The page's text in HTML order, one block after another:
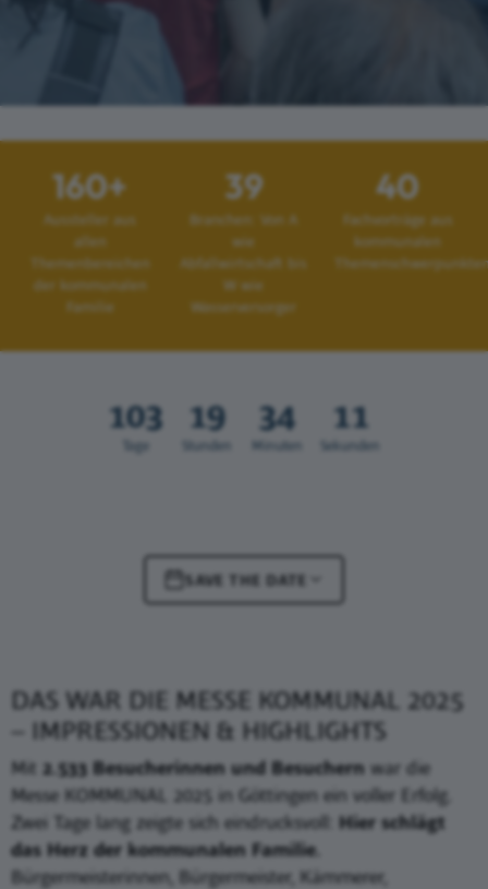
160+
Aussteller aus
allen
Themenbereichen
der kommunalen
Familie
39
Branchen: Von A
wie
Abfallwirtschaft bis
W wie
Wasserversorger
40
Fachvorträge aus
kommunalen
103
Tage
19
Stunden
34
Minuten
09
Sekunden
SAVE THE DATE
DAS WAR DIE MESSE KOMMUNAL 2025
– IMPRESSIONEN & HIGHLIGHTS
Mit 2.533 Besucherinnen und Besuchern war die
Messe KOMMUNAL 2025 in Göttingen ein voller Erfolg.
Zwei Tage lang zeigte sich eindrucksvoll: Hier schlägt
das Herz der kommunalen Familie.
Bürgermeisterinnen, Bürgermeister, Kämmerer,